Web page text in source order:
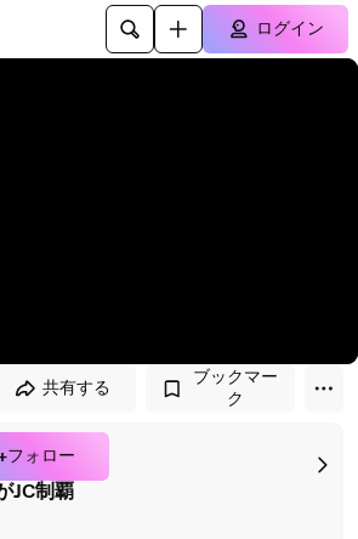
ップ
ログイン
共有する
ブックマー
ク
フォロー
JC制覇